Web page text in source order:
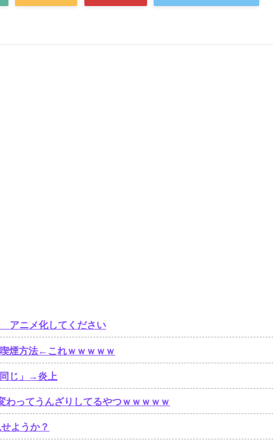
アニメ化してください
煙方法←これｗｗｗｗｗ
同じ」→炎上
わってうんざりしてるやつｗｗｗｗｗ
ようか？